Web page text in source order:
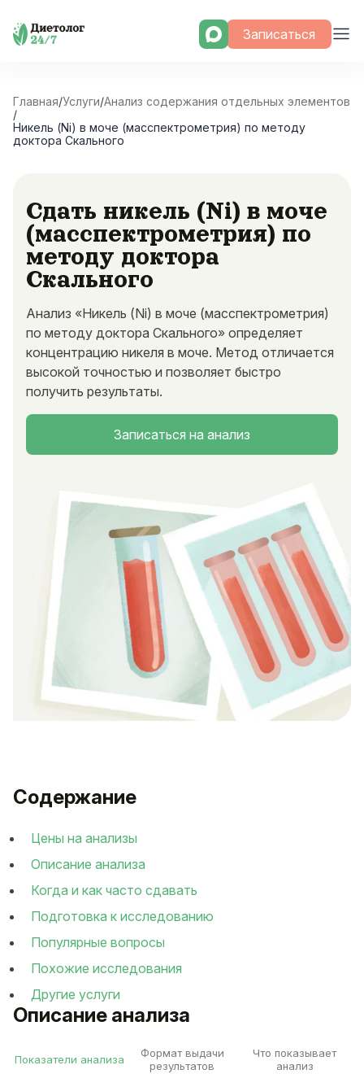
Skip
Записаться
Главная/Услуги/Анализ содержания отдельных элементов
/
Никель (Ni) в моче (масспектрометрия) по методу
доктора Скального
Сдать никель (Ni) в моче
(масспектрометрия) по
методу доктора
Скального
Анализ «Никель (Ni) в моче (масспектрометрия)
по методу доктора Скального» определяет
концентрацию никеля в моче. Метод отличается
высокой точностью и позволяет быстро
получить результаты.
Записаться на анализ
Описание анализа
Показатели анализа
Формат выдачи
результатов
Что показывает
анализ
Содержание
Цены на анализы
Описание анализа
Когда и как часто сдавать
Подготовка к исследованию
Популярные вопросы
Похожие исследования
Другие услуги